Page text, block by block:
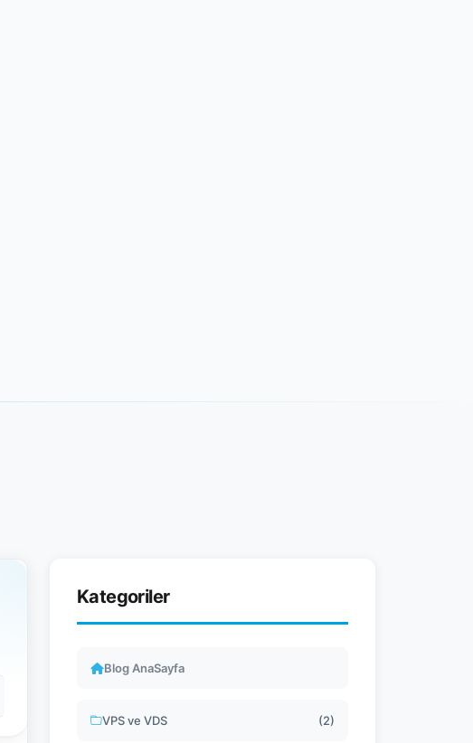
Kategoriler
Blog AnaSayfa
VPS ve VDS (2)